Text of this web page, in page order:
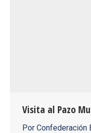
Visita al Pazo
Por Confederación